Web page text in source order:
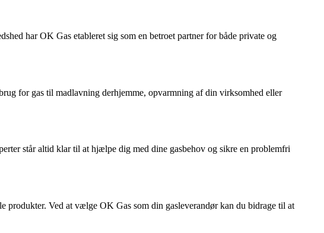
har OK Gas etableret sig som en betroet partner for både private og
for gas til madlavning derhjemme, opvarmning af din virksomhed eller
står altid klar til at hjælpe dig med dine gasbehov og sikre en problemfri
produkter. Ved at vælge OK Gas som din gasleverandør kan du bidrage til at